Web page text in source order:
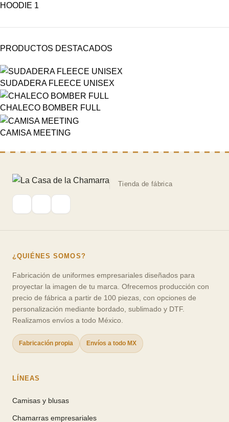
HOODIE 1
PRODUCTOS DESTACADOS
SUDADERA FLEECE UNISEX
CHALECO BOMBER FULL
CAMISA MEETING
Tienda de fábrica
¿QUIÉNES SOMOS?
Fabricación de uniformes empresariales diseñados para
proyectar la imagen de tu marca. Ofrecemos producción con
precio de fábrica a partir de 100 piezas, con opciones de
personalización mediante bordado, sublimado y DTF.
Realizamos envíos a todo México.
Fabricación propia Envíos a todo MX
LÍNEAS
Camisas y blusas
Chamarras empresariales